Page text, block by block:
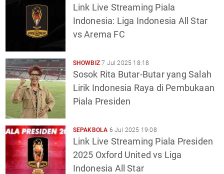
Link Live Streaming Piala
Indonesia: Liga Indonesia All Star
vs Arema FC
SHOWBIZ7 Jul 2025 18:18
Sosok Rita Butar-Butar yang Salah
Lirik Indonesia Raya di Pembukaan
Piala Presiden
SEPAKBOLA 6 Jul 2025 19:08
Link Live Streaming Piala Presiden
2025 Oxford United vs Liga
Indonesia All Star